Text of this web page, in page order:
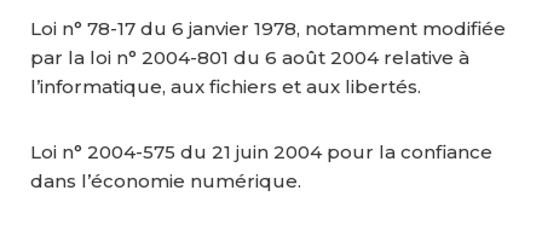
Loi n° 78-17 du 6 janvier 1978, notamment modifiée
par la loi n° 2004-801 du 6 août 2004 relative à
l’informatique, aux fichiers et aux libertés.
Loi n° 2004-575 du 21 juin 2004 pour la confiance
dans l’économie numérique.